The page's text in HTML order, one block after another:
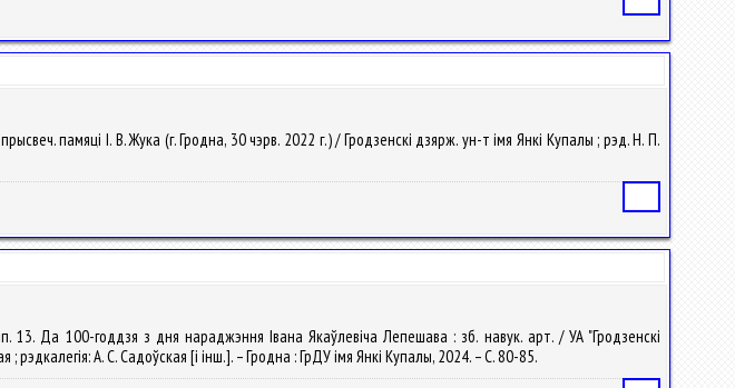
памяці І. В. Жука (г. Гродна, 30 чэрв. 2022 г.) / Гродзенскі дзярж. ун-т імя Янкі Купалы ; рэд. Н. П.
13. Да 100-годдзя з дня нараджэння Івана Якаўлевіча Лепешава : зб. навук. арт. / УА "Гродзенскі
рэдкалегія: А. С. Садоўская [і інш.]. – Гродна : ГрДУ імя Янкі Купалы, 2024. – С. 80-85.